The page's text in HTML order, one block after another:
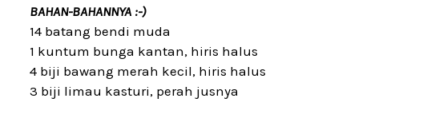
BAHAN-BAHANNYA :-)
14 batang bendi muda
1 kuntum bunga kantan, hiris halus
4 biji bawang merah kecil, hiris halus
3 biji limau kasturi, perah jusnya